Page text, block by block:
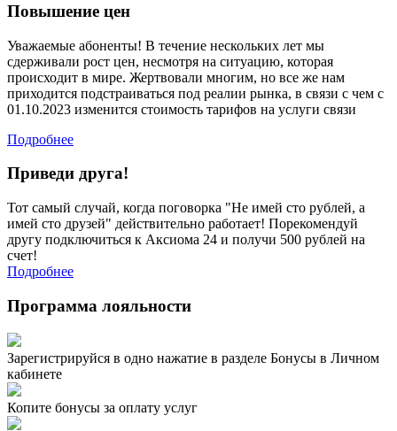
Повышение цен
Уважаемые абоненты! В течение нескольких лет мы
сдерживали рост цен, несмотря на ситуацию, которая
происходит в мире. Жертвовали многим, но все же нам
приходится подстраиваться под реалии рынка, в связи с чем с
01.10.2023 изменится стоимость тарифов на услуги связи
Подробнее
Приведи друга!
Тот самый случай, когда поговорка "Не имей сто рублей, а
имей сто друзей" действительно работает! Порекомендуй
другу подключиться к Аксиома 24 и получи 500 рублей на
счет!
Подробнее
Программа лояльности
Зарегистрируйся в одно нажатие в разделе Бонусы в Личном
кабинете
Копите бонусы за оплату услуг